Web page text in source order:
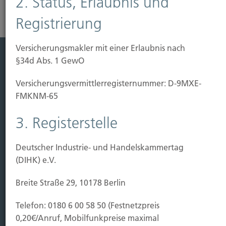
Leben
Vorsorgen
Kauf Grundstück
Baufertigstellung/Hauskauf
Schaden
Registrierung
Versicherungsmakler mit einer Erlaubnis nach
§34d Abs. 1 GewO
Versicherungs­vermittler­registernummer: D-9MXE-
FMKNM-65
3. Registerstelle
Deutscher Industrie- und Handelskammertag
(DIHK) e.V.
Breite Straße 29, 10178 Berlin
Telefon: 0180 6 00 58 50 (Festnetzpreis
0,20€/Anruf, Mobilfunkpreise maximal